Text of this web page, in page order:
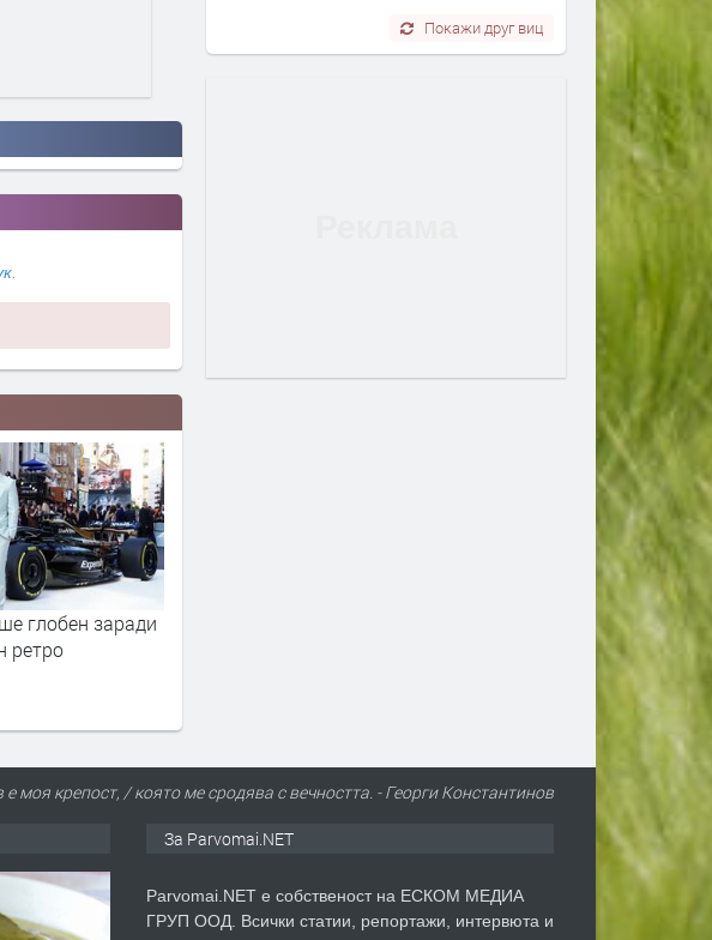
.
глобен заради
ретро
Tarja Turunen ни кани на
специалния си акустичен
Покажи друг виц
крепост, / която ме сродява с вечността. - Георги Константинов
За Parvomai.NET
Parvomai.NET е собственост на ЕСКОМ МЕДИА
ГРУП ООД. Всички статии, репортажи, интервюта и